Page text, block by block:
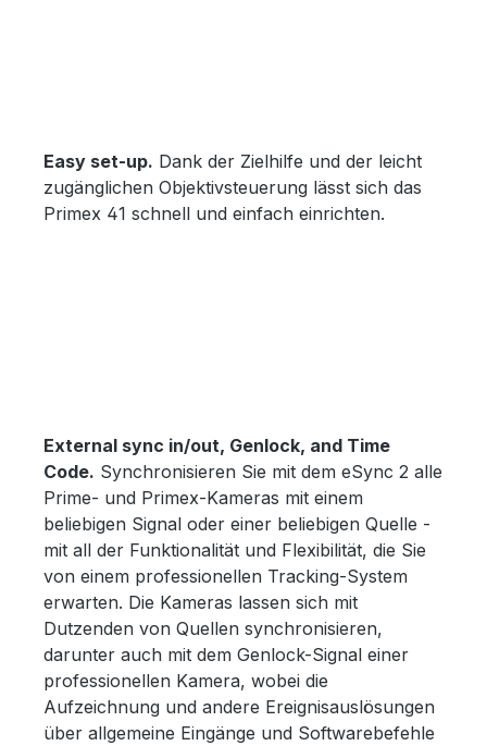
Easy set-up. Dank der Zielhilfe und der leicht
zugänglichen Objektivsteuerung lässt sich das
Primex 41 schnell und einfach einrichten.
External sync in/out, Genlock, and Time
Code. Synchronisieren Sie mit dem eSync 2 alle
Prime- und Primex-Kameras mit einem
beliebigen Signal oder einer beliebigen Quelle -
mit all der Funktionalität und Flexibilität, die Sie
von einem professionellen Tracking-System
erwarten. Die Kameras lassen sich mit
Dutzenden von Quellen synchronisieren,
darunter auch mit dem Genlock-Signal einer
professionellen Kamera, wobei die
Aufzeichnung und andere Ereignisauslösungen
über allgemeine Eingänge und Softwarebefehle